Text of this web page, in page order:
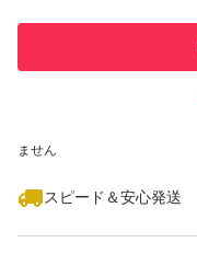
ません
スピード＆安心発送